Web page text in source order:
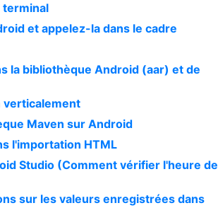
terminal
et appelez-la dans le cadre
la bibliothèque Android (aar) et de
verticalement
Maven sur Android
l'importation HTML
Studio (Comment vérifier l'heure de
sur les valeurs enregistrées dans